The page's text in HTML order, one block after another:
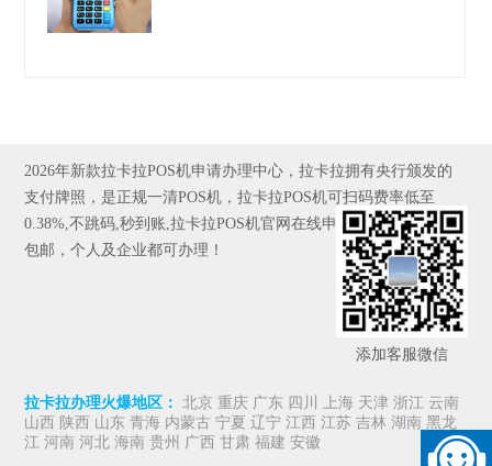
2026年新款拉卡拉POS机申请办理中心，拉卡拉拥有央行颁发的
支付牌照，是正规一清POS机，拉卡拉POS机可扫码费率低至
0.38%,不跳码,秒到账,拉卡拉POS机官网在线申请,全国发货，京东
包邮，个人及企业都可办理！
添加客服微信
拉卡拉办理火爆地区： 北京 重庆 广东 四川 上海 天津 浙江 云南
山西 陕西 山东 青海 内蒙古 宁夏 辽宁 江西 江苏 吉林 湖南 黑龙
江 河南 河北 海南 贵州 广西 甘肃 福建 安徽